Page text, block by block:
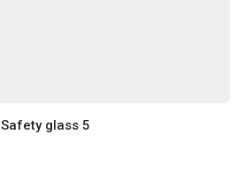
Safety glass 5